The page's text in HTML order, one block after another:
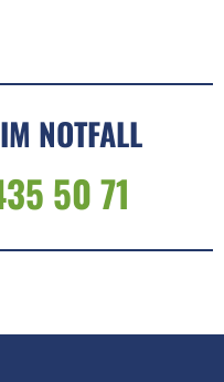
NOTFALL
50 71